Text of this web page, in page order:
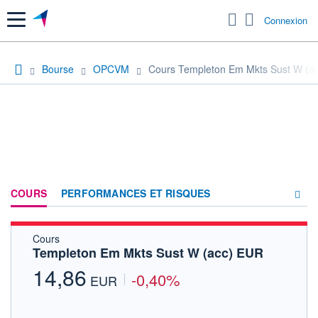
Menu Connexion
Bourse OPCVM Cours Templeton Em Mkts Sust W
COURS PERFORMANCES ET RISQUES
Cours
Templeton Em Mkts Sust W (acc) EUR
14,86 EUR -0,40%